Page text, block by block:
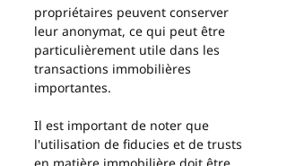
propriétaires peuvent conserver
leur anonymat, ce qui peut être
particulièrement utile dans les
transactions immobilières
importantes.
Il est important de noter que
l'utilisation de fiducies et de trusts